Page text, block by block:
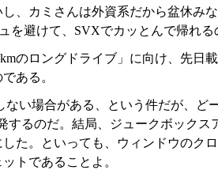
、カミさんは外資系だから盆休み
避けて、SVXでカッとんで帰れる
のロングドライブ」に向け、先日
ある。
い場合がある、という件だが、ど
るのだ。結局、ジュークボック
た。といっても、ウィンドウのク
トであることよ。